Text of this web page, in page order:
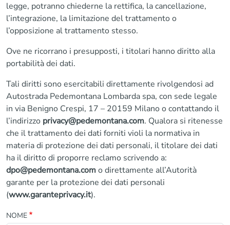
legge, potranno chiederne la rettifica, la cancellazione,
l’integrazione, la limitazione del trattamento o
l’opposizione al trattamento stesso.
Ove ne ricorrano i presupposti, i titolari hanno diritto alla
portabilità dei dati.
Tali diritti sono esercitabili direttamente rivolgendosi ad
Autostrada Pedemontana Lombarda spa, con sede legale
in via Benigno Crespi, 17 – 20159 Milano o contattando il
l’indirizzo privacy@pedemontana.com. Qualora si ritenesse
che il trattamento dei dati forniti violi la normativa in
materia di protezione dei dati personali, il titolare dei dati
ha il diritto di proporre reclamo scrivendo a:
dpo@pedemontana.como direttamente all’Autorità
garante per la protezione dei dati personali
(www.garanteprivacy.it).
NOME